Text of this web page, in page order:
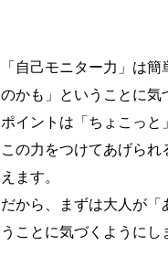
「自己モニター力」は
のかも」ということに気
ポイントは「ちょこっと
この力をつけてあげら
えます。
だから、まずは大人が
うことに気づくようにし